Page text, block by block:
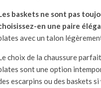
baskets ne sont pas
en une paire
avec un talon
choix de la chaussure
sont une option
escarpins ou des baskets